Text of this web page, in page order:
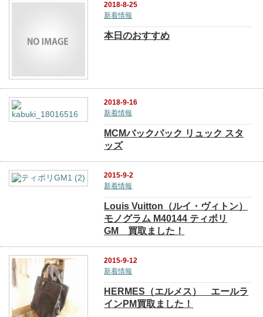
2018-8-25
新着情報
本日のおすすめ
2018-9-16
新着情報
MCMバックパック リュック スタ
ッズ
2015-9-2
新着情報
Louis Vuitton（ルイ・ヴィトン）
モノグラム M40144 ティボリ
GM 買取ました！
2015-9-12
新着情報
HERMES（エルメス） エールラ
インPM買取ました！